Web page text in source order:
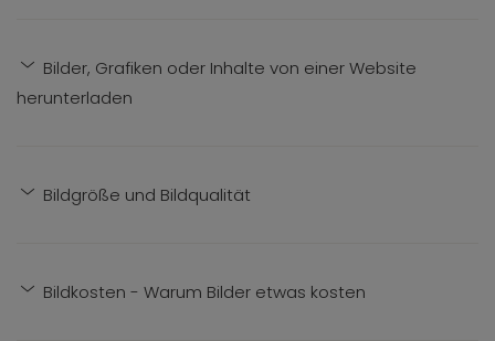
Bilder, Grafiken oder Inhalte von einer Website
herunterladen
Bildgröße und Bildqualität
Bildkosten - Warum Bilder etwas kosten